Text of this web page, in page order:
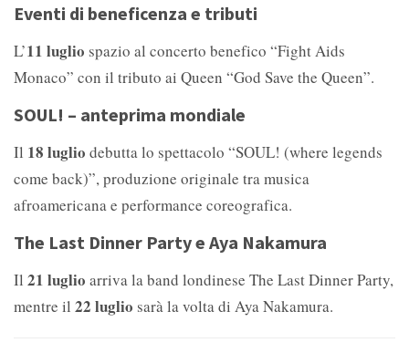
Eventi di beneficenza e tributi
L’11 luglio spazio al concerto benefico “Fight Aids
Monaco” con il tributo ai Queen “God Save the Queen”.
SOUL! – anteprima mondiale
Il 18 luglio debutta lo spettacolo “SOUL! (where legends
come back)”, produzione originale tra musica
afroamericana e performance coreografica.
The Last Dinner Party e Aya Nakamura
Il 21 luglio arriva la band londinese The Last Dinner Party,
mentre il 22 luglio sarà la volta di Aya Nakamura.